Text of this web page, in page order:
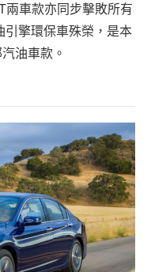
車款亦同步擊敗所有
擎環保車殊榮，是本
油車款。